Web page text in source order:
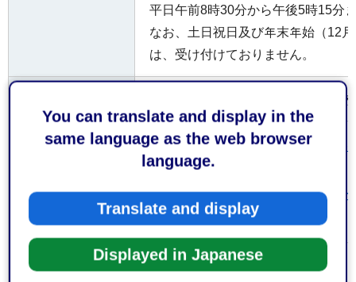
You can translate and display in the
same language as the web browser
language.
Translate and display
Displayed in Japanese
平⽇午前8時30分から午後5時15分
なお、⼟⽇祝⽇及び年末年始（12
は、受け付けておりません。
内容によって⼿数料が係る場合が
ームページ
経済産業省産業保安(外部サイト
リンク）
静岡県危機管理部消防保安課(外
サイトへリンク）
大分類 > 中分
消防・防災＞消防